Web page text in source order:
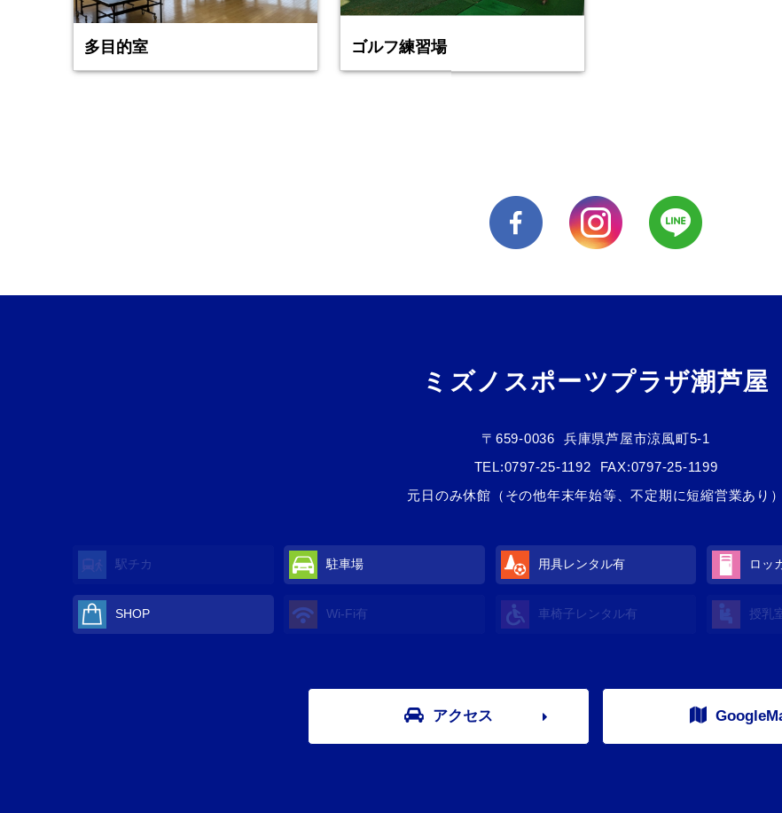
多目的室 ゴルフ練習場
ミズノスポーツプラザ潮芦屋
〒659-0036
兵庫県芦屋市涼風町5-1
TEL:0797-25-1192
FAX:0797-25-1199
元日のみ休館（その他年末年始等、不定期に短縮営業あり）
駅チカ 駐車場 用具レンタル有 ロッ
SHOP Wi-Fi有 車椅子レンタル有 授乳
アクセス